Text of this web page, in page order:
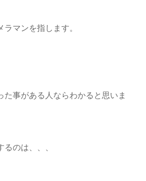
マンを指します。
た事がある人ならわかると思いま
のは、、、